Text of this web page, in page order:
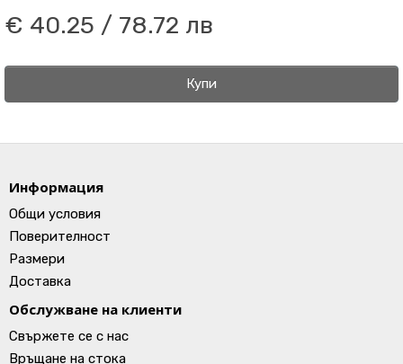
€ 40.25 / 78.72 лв
Купи
Информация
Общи условия
Поверителност
Размери
Доставка
Обслужване на клиенти
Свържете се с нас
Връщане на стока